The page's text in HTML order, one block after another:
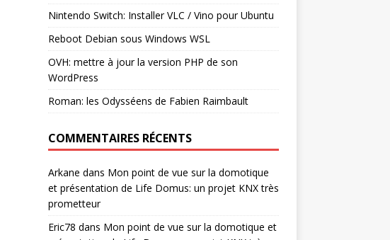
Nintendo Switch: Installer VLC / Vino pour Ubuntu
Reboot Debian sous Windows WSL
OVH: mettre à jour la version PHP de son
WordPress
Roman: les Odysséens de Fabien Raimbault
COMMENTAIRES RÉCENTS
Arkane dans Mon point de vue sur la domotique
et présentation de Life Domus: un projet KNX très
prometteur
Eric78 dans Mon point de vue sur la domotique et